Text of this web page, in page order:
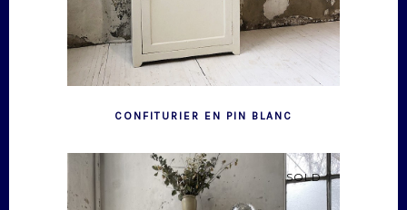
CONFITURIER EN PIN BLANC
SOLD